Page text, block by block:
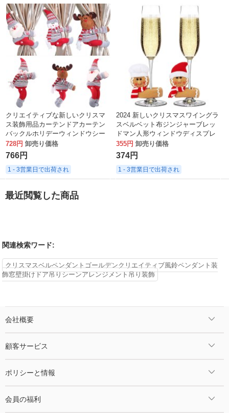
クリエイティブな新しいクリスマ
ス装飾用品カーテンドアカーテン
バックルホリデーウィンドウシー
ンレイアウト漫画人形バックル
728円 卸売り価格
766円
1 - 3営業日で出荷され
2024 新しいクリスマスワイングラ
スベルベット布ジンジャーブレッ
ドマン人形ウィンドウディスプレ
イクリスマス装飾
355円 卸売り価格
374円
1 - 3営業日で出荷され
最近閲覧した商品
関連検索ワード:
クリスマスベルペンダントゴールデンクリエイティブ風鈴ペンダント装
飾窓壁掛けドア吊りシーンアレンジメント吊り装飾
会社概要
顧客サービス
ポリシーと情報
会員の福利